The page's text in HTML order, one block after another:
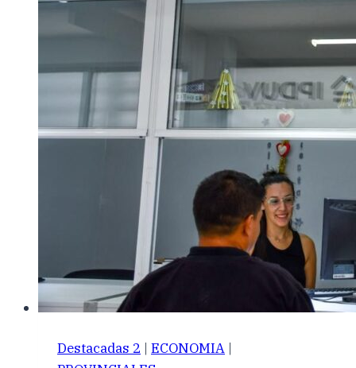
Destacadas 2 | ECONOMIA |